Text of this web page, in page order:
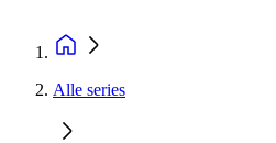
Alle series